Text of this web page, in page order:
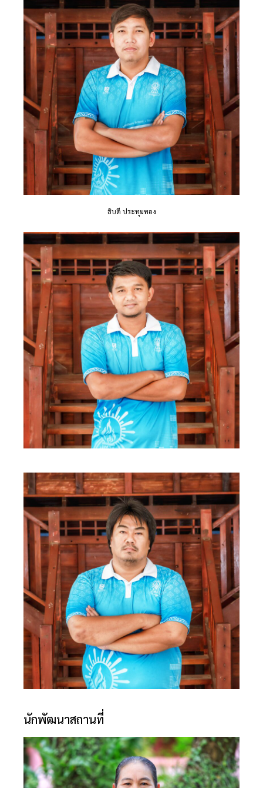
ธิบดี ประทุมทอง
นักพัฒนาสถานที่